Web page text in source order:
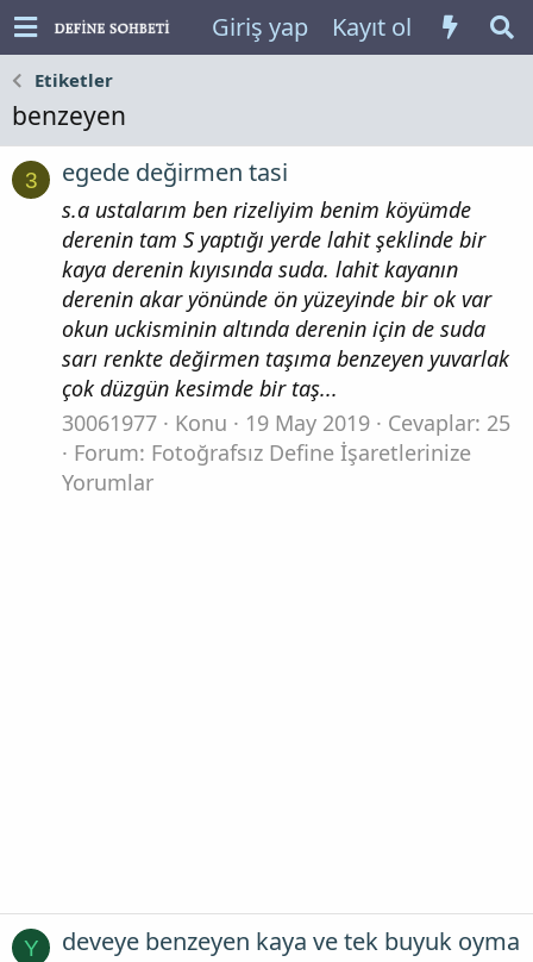
Giriş yap Kayıt ol
Etiketler
benzeyen
3 egede değirmen tasi
s.a ustalarım ben rizeliyim benim köyümde
derenin tam S yaptığı yerde lahit şeklinde bir
kaya derenin kıyısında suda. lahit kayanın
derenin akar yönünde ön yüzeyinde bir ok var
okun uckisminin altında derenin için de suda
sarı renkte değirmen taşıma benzeyen yuvarlak
çok düzgün kesimde bir taş...
30061977
Konu 19 May 2019
Cevaplar: 25
Forum: Fotoğrafsız Define İşaretlerinize
Yorumlar
Y deveye benzeyen kaya ve tek buyuk oyma